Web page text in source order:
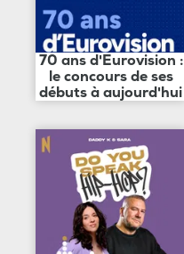
70 ans d'Eurovision :
le concours de ses
débuts à aujourd'hui